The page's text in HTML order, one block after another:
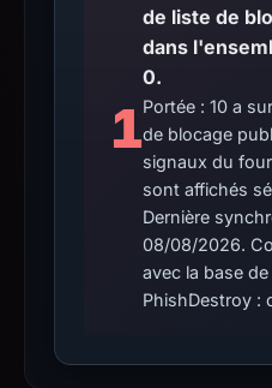
1
de liste de
dans
0.
Portée : 10 a
de blocage
signaux du
sont affichés
Dernière
08/08/2026.
avec la base
PhishDestroy :